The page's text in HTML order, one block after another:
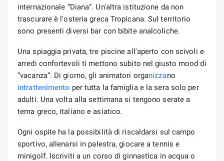
internazionale “Diana”. Un'altra istituzione da non
trascurare è l'osteria greca Tropicana. Sul territorio
sono presenti diversi bar con bibite analcoliche.
Una spiaggia privata, tre piscine all'aperto con scivoli e
arredi confortevoli ti mettono subito nel giusto mood di
“vacanza”. Di giorno, gli animatori organizzano
intrattenimento per tutta la famiglia e la sera solo per
adulti. Una volta alla settimana si tengono serate a
tema greco, italiano e asiatico.
Ogni ospite ha la possibilità di riscaldarsi sul campo
sportivo, allenarsi in palestra, giocare a tennis e
minigolf. Iscriviti a un corso di ginnastica in acqua o